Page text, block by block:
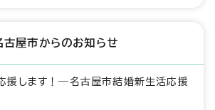
古屋市からのお知らせ
援します！―名古屋市結婚新生活応援